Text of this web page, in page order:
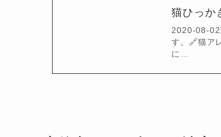
猫ひっか
2020-08-02
す。🔗猫ア
に…